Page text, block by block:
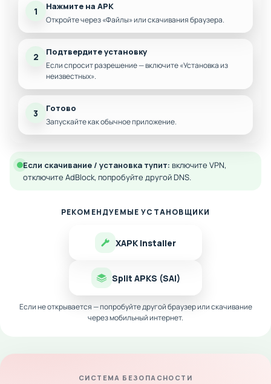
1 Нажмите на APK
Откройте через «Файлы» или скачивания браузера.
2 Подтвердите установку
Если спросит разрешение — включите «Установка из
неизвестных».
3 Готово
Запускайте как обычное приложение.
Если скачивание / установка тупит: включите VPN,
отключите AdBlock, попробуйте другой DNS.
РЕКОМЕНДУЕМЫЕ УСТАНОВЩИКИ
XAPK Installer
Split APKS (SAI)
Если не открывается — попробуйте другой браузер или скачивание
через мобильный интернет.
СИСТЕМА БЕЗОПАСНОСТИ